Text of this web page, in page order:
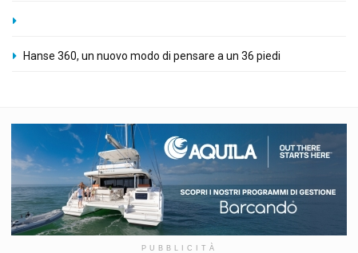
Hanse 360, un nuovo modo di pensare a un 36 piedi
PUBBLICITÀ